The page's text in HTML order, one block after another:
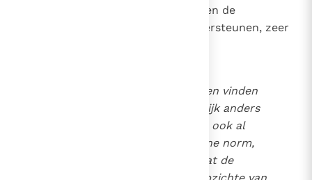
deze overtuigingen vind ik hetgeen de
synodevaders hebbenwillen ondersteunen, zeer
"in bepaalde omstandigheden vinden
de personen het zeer moeilijk anders
te handelen. Daarom is het, ook al
handhaaft men een algemene norm,
noodzakelijk te erkennen dat de